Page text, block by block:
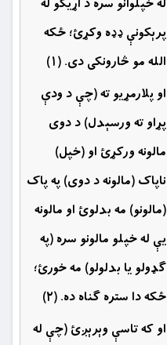
پرېکونې ډډه وكړئ؛ ځكه
الله مو څارونكى دى. (۱)
او پلارمړيو ته (چې د ودې
پړاو ته ورسېدل‏) د دوی
مالونه وركړئ او (خپل)
ناپاک (مالونه د دوى) په پاک
(مالونو) مه بدلوئ او مالونه
یې له خپلو مالونو سره (په
ګډولو يا بدلولو) مه خورئ؛
ځكه دا ستره ګناه ده. (۲)
او كه تاسې وېرېږئ (چې له